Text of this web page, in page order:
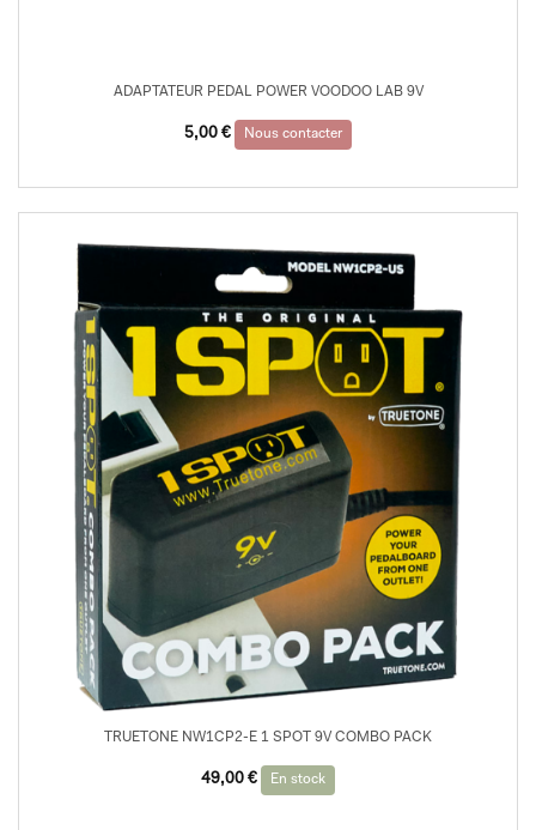
ADAPTATEUR PEDAL POWER VOODOO LAB 9V
5,00 € Nous contacter
TRUETONE NW1CP2-E 1 SPOT 9V COMBO PACK
49,00 € En stock